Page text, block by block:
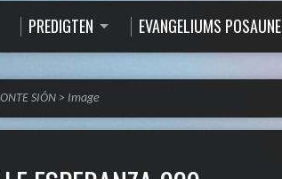
PREDIGTEN EVANGELIUMS POSAUNE
SIÓN > Image